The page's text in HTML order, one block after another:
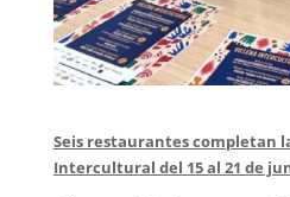
Seis restaurantes completan
Intercultural del 15 al 21 de